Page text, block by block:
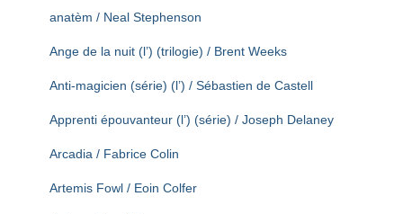
anatèm / Neal Stephenson
Ange de la nuit (l’) (trilogie) / Brent Weeks
Anti-magicien (série) (l’) / Sébastien de Castell
Apprenti épouvanteur (l’) (série) / Joseph Delaney
Arcadia / Fabrice Colin
Artemis Fowl / Eoin Colfer